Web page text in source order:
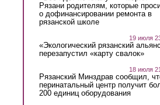
Рязани родителям, которые
о дофинансировании ремонта в
рязанской школе
19 июля
«Экологический рязанский
перезапустил «карту свалок»
18 июля
Рязанский Минздрав сообщил,
перинатальный центр получит
200 единиц оборудования